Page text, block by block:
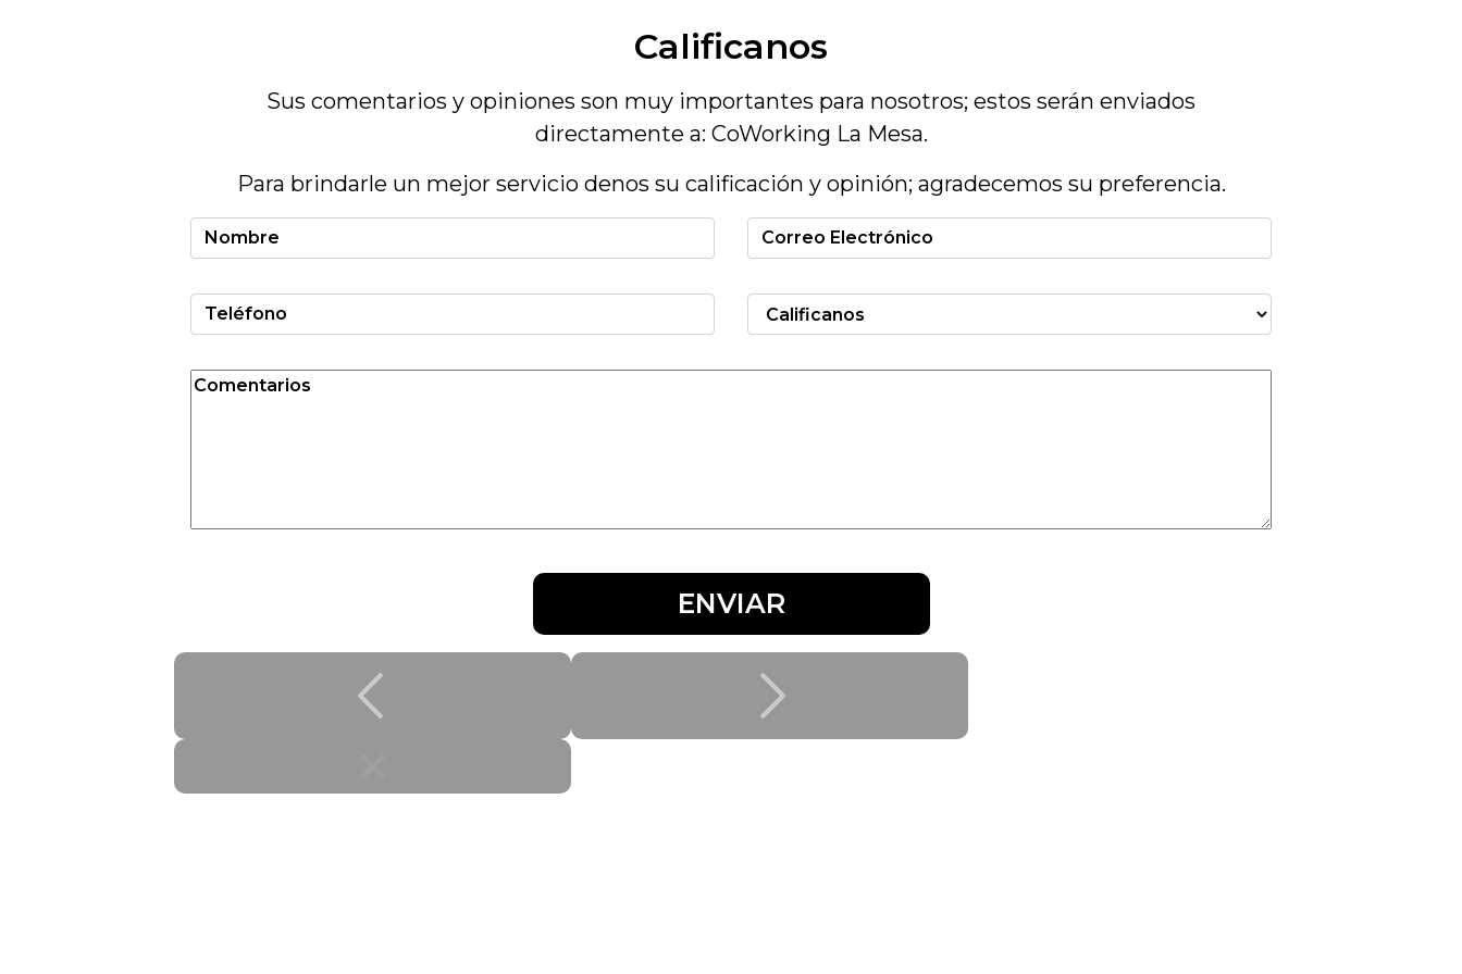
Calificanos
Sus comentarios y opiniones son muy importantes para nosotros; estos serán enviados
directamente a: CoWorking La Mesa.
Para brindarle un mejor servicio denos su calificación y opinión; agradecemos su preferencia.
ENVIAR